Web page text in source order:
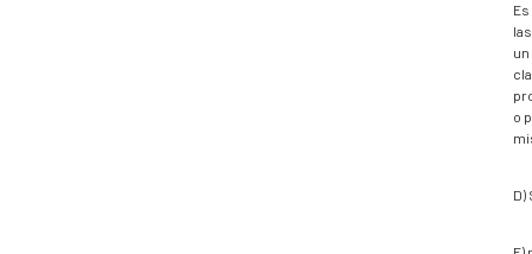
o
D)